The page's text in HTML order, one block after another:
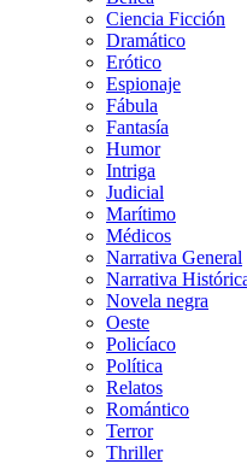
Ciencia Ficción
Dramático
Erótico
Espionaje
Fábula
Fantasía
Humor
Intriga
Judicial
Marítimo
Médicos
Narrativa General
Narrativa
Novela negra
Oeste
Policíaco
Política
Relatos
Romántico
Terror
Thriller